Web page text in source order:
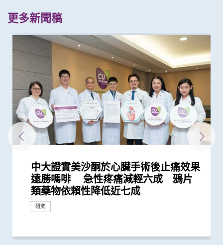
更多新聞稿
中大證實美沙酮於心臟手術後止痛效果
遠勝嗎啡 急性疼痛減輕六成 鴉片
類藥物依賴性降低近七成
研究
中大臨床研究利用球囊心包切開術治療
心包積水 術後復發率大減8成 患者免
受重複入院「拮針」引流之苦
研究
中大率先在港引入前列腺癌多模式局部
定位治療 大幅降低手術及住院時間、
創傷和後遺症
外科創新技術
懷未足月孖胎孕婦急性主動脈撕裂 情
況極罕見危急 中大威院跨專科團隊成
功為孕婦緊急修復主動脈保三命
臨床服務
中大成功利用自家研發的腹腔鏡機械人
完成橫跨歐亞三地20,000公里遙距手術
彰顯香港突破地域界限 匯聚國際知名...
外科創新技術
中大醫學院創建亞洲首個膀胱癌類器官
生物庫 實現「先試後治」精準醫療
研究
中大醫學院與奧林巴斯簽署合作備忘錄
共建「臨床前及臨床研究中心」 發展
內鏡及腹腔鏡創新科技
外科創新技術
中大醫學院證實新超聲波內窺鏡引流術
治療惡性膽管阻塞 成功率較常規治療
更高 治療時間亦更短
研究
中大研究證搭橋手術後妥善管理血脂水
平 對減低長遠心臟併發症風險至關重
要
研究
中大領導亞洲多地專家進行研究顯示
「機械人輔助根治性全膀胱切除連體內
尿路重建手術」減出血量及加快術後...
研究
中大醫學院與海外外科專家聯合建議
新冠患者將手術延後七星期以減低死亡
風險
國際合作
中大及浸大推出「精胺風險評分」診斷
前列腺癌
研究
中大發現能預測「前列腺動脈栓塞術」
成效的指標 可避免良性前列腺肥大患
者術後出現副作用
研究
中大醫學院研究證實手提心臟超聲波掃
瞄器有效篩查胸主動脈瘤
研究
中大醫學院研究顯示吸煙為全球膀胱癌
主因 聯同多國專家制訂「經尿道膀胱
腫瘤整塊切除術」的臨床指引
研究
中大成功完成全球首宗利用內鏡手術機
械人進行內鏡黏膜下剝離術治大腸癌
外科創新技術
中大成功應用混合手術室「經氣管微波
消融術」 無創治肺癌成亞太首例
外科創新技術
中大與世界頂尖學府加強跨學科醫療機
械人研究合作 重塑醫學診斷和治療的
未來發展
國際合作
中大完成全球首個多專科單孔微創機械
人手術臨床研究 證新技術有效深入以
往難達位置進行精準治療
外科創新技術
中大利用「混合手術室」結合「電磁導
航支氣管鏡」技術 實時影像追蹤及抽
取微細病變組織 能診治少至2毫米...
外科創新技術
港韓瑞三地學者聯手研頂尖醫學科技
創新納米技術治療消化道及心血管疾病
國際合作
中大率先引入「高頻信號檢測」技術以
確定腦部手術範圍 有效提升複雜性腦
癇症手術成效約三成
外科創新技術
中大醫學院成功植入「脈衝產生器」醫
治胃酸倒流
外科創新技術
中大於威院設嶄新心血管混合手術室
結合跨專科醫療團隊 大幅縮減胸腔主
動脈手術時間及風險
臨床服務
香港中文大學－威爾斯親王醫院心血管
混合手術室正式開幕 多功能設施有助
提升手術成效
臨床服務
大腸癌將成為香港頭號癌症 中大引入
大腸膠囊內視鏡助預防大腸癌
外科創新技術
中大率先在本港利用深腦刺激治療遲發
性肌張力失調症
外科創新技術